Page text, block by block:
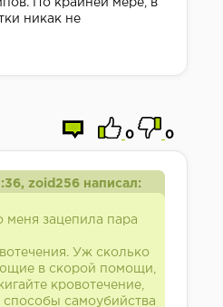
По крайней мере, в
никак не
0 0
zoid256 написал:
меня зацепила пара
Уж сколько
в скорой помощи,
кровотечение,
способы самоубийства